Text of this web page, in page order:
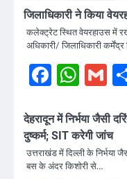
जिलाधिकारी ने किया
कलेक्ट्रेट स्थित वेयरहाउस में रखे
अधिकारी/ जिलाधिकारी कर्मेंद्र
देहरादून में निर्भया जैसी
दुष्कर्म; SIT करेगी जांच
उत्तराखंड में दिल्ली के
बस के अंदर किशोरी से…